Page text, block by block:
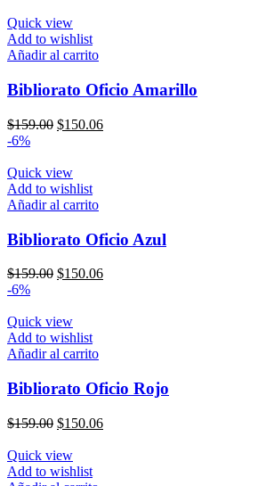
era:
$159.00.
Quick view
Add to wishlist
Añadir al carrito
Bibliorato Oficio Amarillo
$159.00 El
era:
$159.00.
$150.06El
-6%
Quick view
Add to wishlist
Añadir al carrito
Bibliorato Oficio Azul
$159.00 El
era:
$159.00.
$150.06El
-6%
Quick view
Add to wishlist
Añadir al carrito
Bibliorato Oficio Rojo
$159.00 El
original
era:
$150.06El
Quick view
Add to wishlist